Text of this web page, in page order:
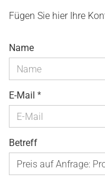
Fügen Sie hier Ihre
KONTAKT
Name
E-Mail
Betreff